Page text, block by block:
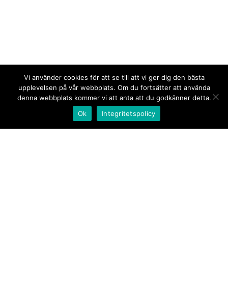
Vi använder cookies för att se till att vi ger dig den bästa
upplevelsen på vår webbplats. Om du fortsätter att använda
denna webbplats kommer vi att anta att du godkänner detta.
Ok
Integritetspolicy